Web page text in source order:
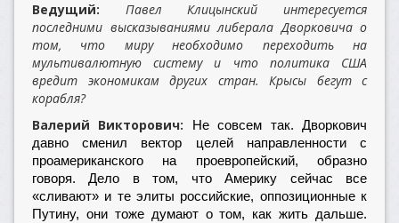
Ведущий: Павел Клицынский интересуется
последними высказываниями либерала Дворковича о
том, что миру необходимо переходить на
мультивалютную систему и что политика США
вредит экономикам других стран. Крысы бегут с
корабля?
Валерий Викторович:
Не совсем так. Дворкович
давно сменил вектор целей направленности с
проамериканского на проевропейский, образно
говоря. Дело в том, что Америку сейчас все
«сливают» и те элиты российские, оппозиционные к
Путину, они тоже думают о том, как жить дальше.